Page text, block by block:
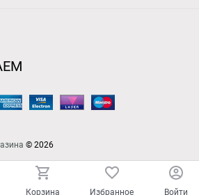
© 2026
Корзина Избранное Войти